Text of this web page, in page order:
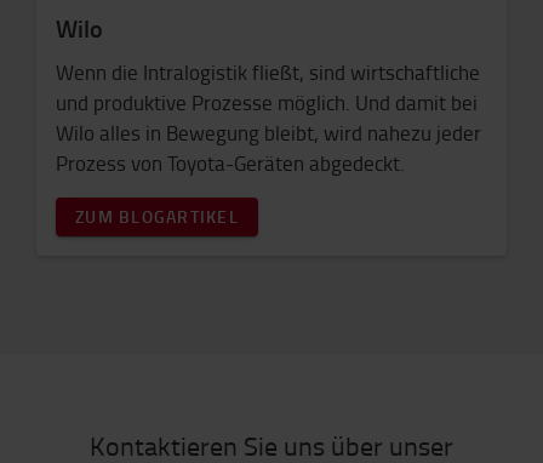
Wilo
Wenn die Intralogistik fließt, sind wirtschaftliche
und produktive Prozesse möglich. Und damit bei
Wilo alles in Bewegung bleibt, wird nahezu jeder
Prozess von Toyota-Geräten abgedeckt.
ZUM BLOGARTIKEL
Kontaktieren Sie uns über unser